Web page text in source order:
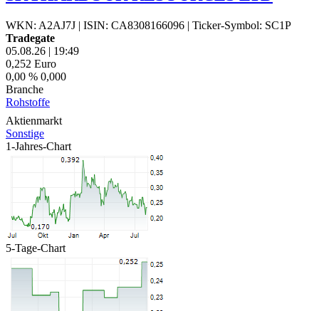
WKN: A2AJ7J | ISIN: CA8308166096 | Ticker-Symbol: SC1P
Tradegate
05.08.26 | 19:49
0,252 Euro
0,00 % 0,000
Branche
Rohstoffe
Aktienmarkt
Sonstige
1-Jahres-Chart
5-Tage-Chart